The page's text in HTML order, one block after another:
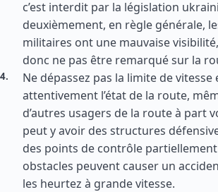
c’est interdit par la législation
deuxièmement, en règle générale,
militaires ont une mauvaise
donc ne pas être remarqué sur la
Ne dépassez pas la limite de vitesse
attentivement l’état de la route,
d’autres usagers de la route à part
peut y avoir des structures
des points de contrôle partiellement
obstacles peuvent causer un
les heurtez à grande vitesse.